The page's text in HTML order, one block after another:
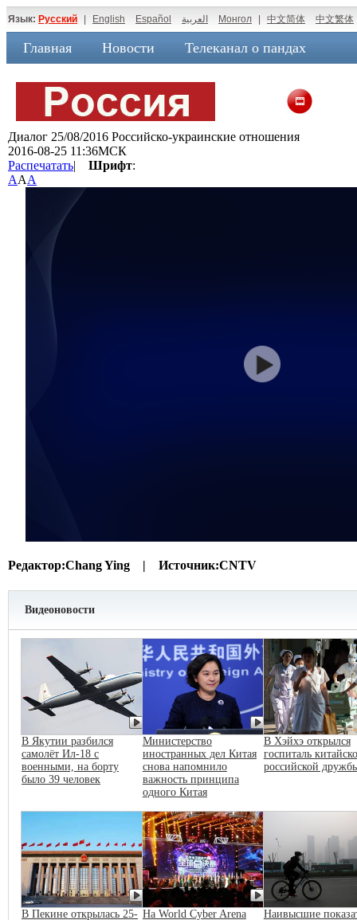
Язык: Русский English Español العربية Монгол 中文简体 中文繁体
Главная Новости Телеканал о пандах
Диалог 25/08/2016 Российско-украинские отношения
2016-08-25 11:36МСК
Распечатать| Шрифт:
AAA
Редактор:Chang Ying | Источник:CNTV
Видеоновости
В Якутии разбился
самолёт Ил-18 с
военными, на борту
было 39 человек
Министерство
иностранных дел Китая
снова напомнило
важность принципа
одного Китая
В Хэйхэ открылся
госпиталь
российской
В Пекине открылась 25- На World Cyber Arena
Наивысшие